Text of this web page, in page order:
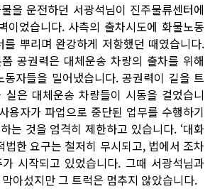
을 운전하던 서광석님이 진주물류센터에
이었습니다. 사측의 출차시도에 화물노동
뿌리며 완강하게 저항했던 때였습니다.
공권력은 대체운송 차량의 출차를 위해
자들을 밀어냈습니다. 공권력이 길을 트
은 대체운송 차량들이 시동을 걸었습니
용자가 파업으로 중단된 업무를 수행하기
는 것을 엄격히 제한하고 있습니다. ‘대화
법한 요구는 철저히 무시되고, 법에서 조차
시작되고 있었습니다. 그때 서광석님과
아섰지만 그 트럭은 멈추지 않았습니다.